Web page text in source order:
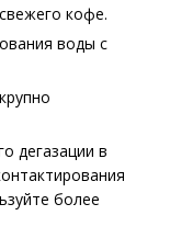
кофе.
воды с
дегазации в
более